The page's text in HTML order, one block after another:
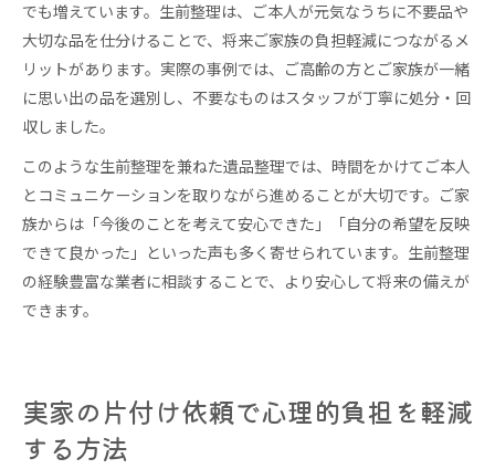
でも増えています。生前整理は、ご本人が元気なうちに不要品や
大切な品を仕分けることで、将来ご家族の負担軽減につながるメ
リットがあります。実際の事例では、ご高齢の方とご家族が一緒
に思い出の品を選別し、不要なものはスタッフが丁寧に処分・回
収しました。
このような生前整理を兼ねた遺品整理では、時間をかけてご本人
とコミュニケーションを取りながら進めることが大切です。ご家
族からは「今後のことを考えて安心できた」「自分の希望を反映
できて良かった」といった声も多く寄せられています。生前整理
の経験豊富な業者に相談することで、より安心して将来の備えが
できます。
実家の片付け依頼で心理的負担を軽減
する方法